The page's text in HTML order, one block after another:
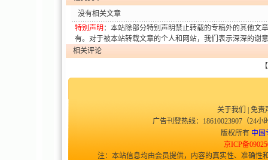
没有相关文章
特别声明 ：本站除部分特别声明禁止转载的专稿外的其他文
有。对于被本站转载文章的个人和网站，我们表示深深的谢
相关评论
关于我们
免责
广告刊登热线：18610023907（24
版权所有 中国
京ICP备
注：本站信息均由会员提供，内容的真实性、准确性